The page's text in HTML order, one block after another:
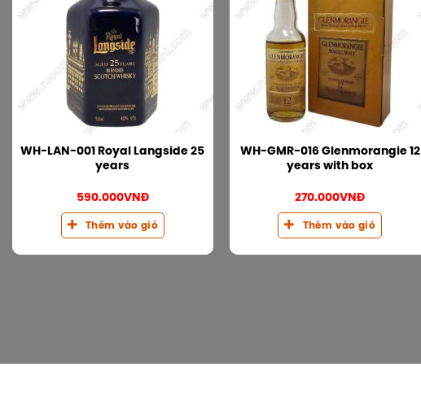
WH-LAN-001 Royal Langside 25
years
590.000VNĐ
Thêm vào giỏ
WH-GMR-016 Glenmorangie 12
years with box
270.000VNĐ
Thêm vào giỏ